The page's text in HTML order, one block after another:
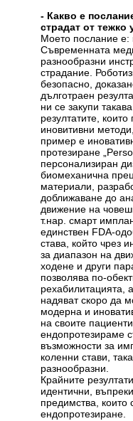
- Какво е
страдат от тежко
Моето послание е:
Съвременната
разнообразни
страдание.
безопасно,
дълготраен
ни се закупи
резултатите,
иновитивни
пример е
протезиране
персонализиран
биомеханична
материали,
доближаване до
движение на
т.нар. смарт
единствен FDA-
става, който чрез
за диапазон на
ходене и други
позволява по-
рехабилитацията,
надяват скоро да
модерна и
на своите
ендопротезираме
възможности за
коленни стави,
разнообразни.
Крайните
идентични,
предимства, които
ендопротезиране.